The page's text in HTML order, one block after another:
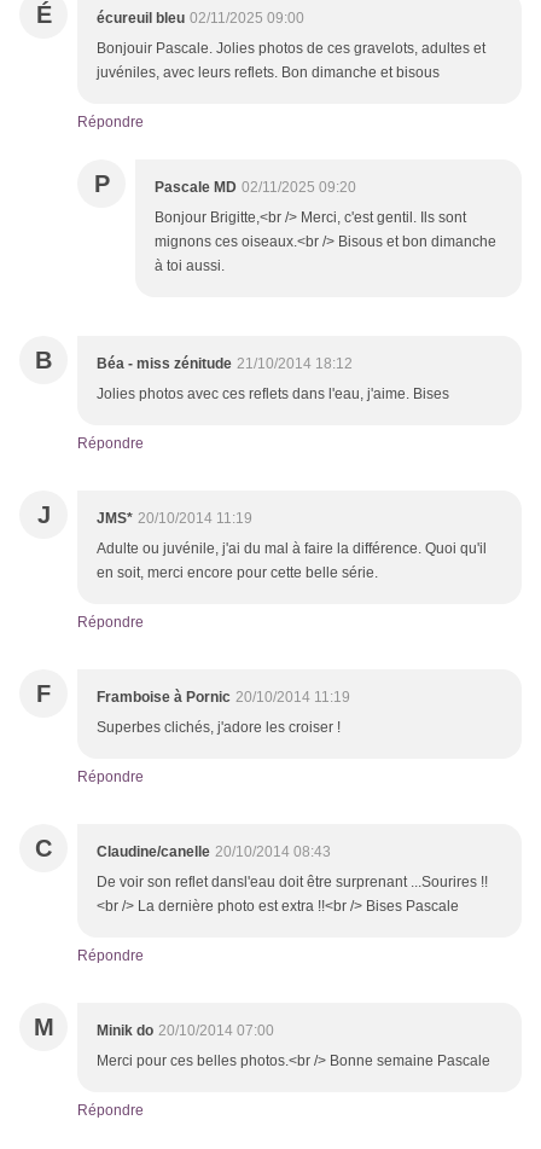
É écureuil bleu 02/11/2025 09:00
Bonjouir Pascale. Jolies photos de ces gravelots, adultes et
juvéniles, avec leurs reflets. Bon dimanche et bisous
Répondre
P Pascale MD 02/11/2025 09:20
Bonjour Brigitte,<br /> Merci, c'est gentil. Ils sont
mignons ces oiseaux.<br /> Bisous et bon dimanche
à toi aussi.
B Béa - miss zénitude 21/10/2014 18:12
Jolies photos avec ces reflets dans l'eau, j'aime. Bises
Répondre
J JMS* 20/10/2014 11:19
Adulte ou juvénile, j'ai du mal à faire la différence. Quoi qu'il
en soit, merci encore pour cette belle série.
Répondre
F Framboise à Pornic 20/10/2014 11:19
Superbes clichés, j'adore les croiser !
Répondre
C Claudine/canelle 20/10/2014 08:43
De voir son reflet dansl'eau doit être surprenant ...Sourires !!
<br /> La dernière photo est extra !!<br /> Bises Pascale
Répondre
M Minik do 20/10/2014 07:00
Merci pour ces belles photos.<br /> Bonne semaine Pascale
Répondre